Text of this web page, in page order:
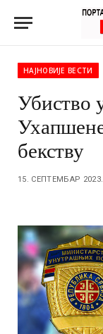
НАЈНОВИЈЕ ВЕСТИ
Убиство
бекству
15. СЕПТЕМБАР 2023.